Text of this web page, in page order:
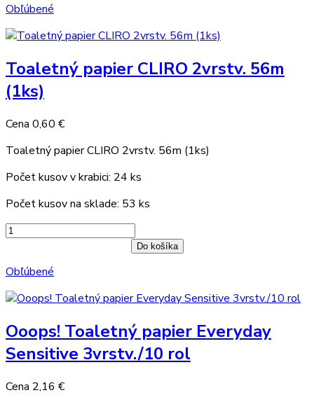
Obľúbené
Toaletný papier CLIRO 2vrstv. 56m
(1ks)
Cena 0,60 €
Toaletný papier CLIRO 2vrstv. 56m (1ks)
Počet kusov v krabici: 24 ks
Počet kusov na sklade: 53 ks
Do košíka
Obľúbené
Ooops! Toaletný papier Everyday
Sensitive 3vrstv./10 rol
Cena 2,16 €